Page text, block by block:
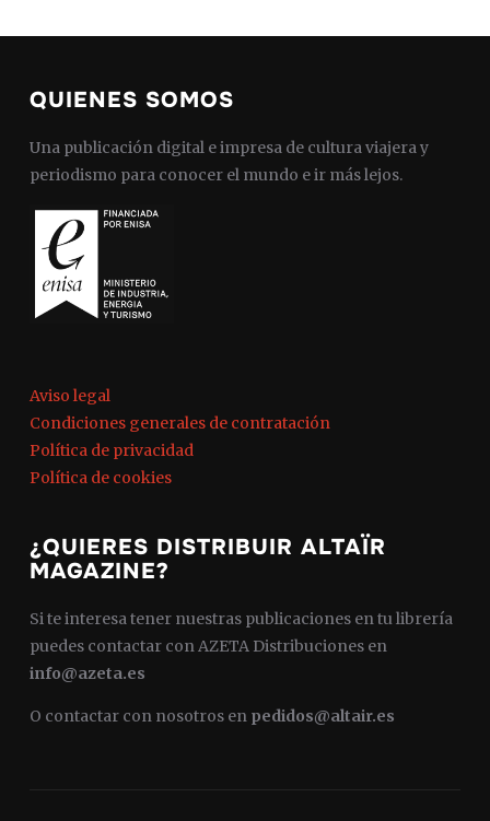
QUIENES SOMOS
Una publicación digital e impresa de cultura viajera y
periodismo para conocer el mundo e ir más lejos.
Aviso legal
Condiciones generales de contratación
Política de privacidad
Política de cookies
¿QUIERES DISTRIBUIR ALTAÏR
MAGAZINE?
Si te interesa tener nuestras publicaciones en tu librería
puedes contactar con AZETA Distribuciones en
info@azeta.es
O contactar con nosotros en pedidos@altair.es